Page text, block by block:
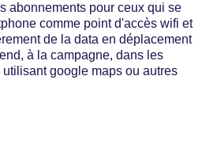
abonnements pour ceux qui se
comme point d'accès wifi et
de la data en déplacement
à la campagne, dans les
google maps ou autres